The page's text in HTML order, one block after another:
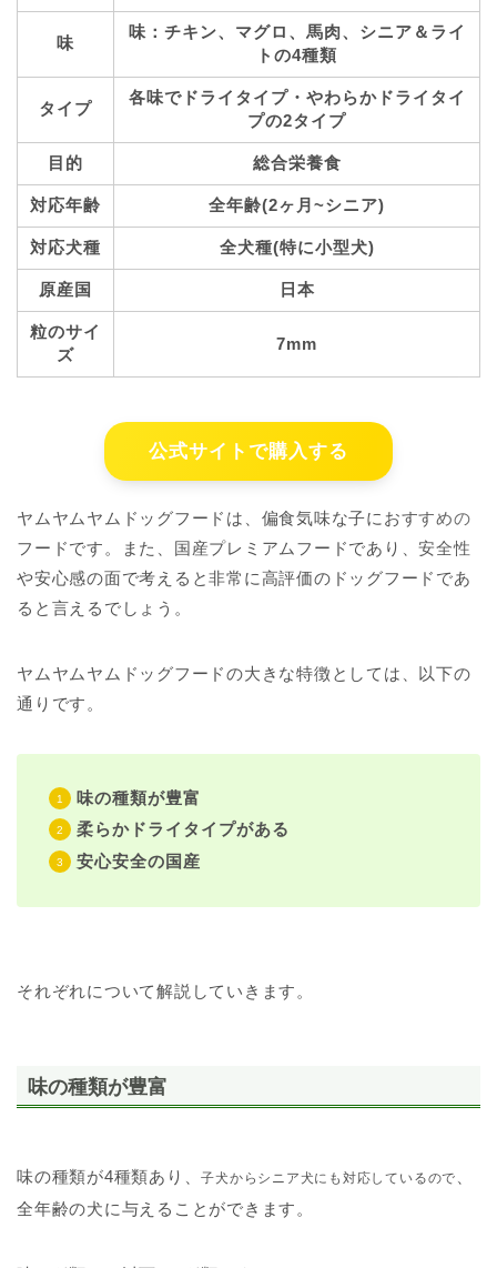
味
味：チキン、マグロ、馬肉、シニア＆ライ
トの4種類
タイプ
各味でドライタイプ・やわらかドライタイ
プの2タイプ
目的 総合栄養食
対応年齢 全年齢(2ヶ月~シニア)
対応犬種 全犬種(特に小型犬)
原産国 日本
粒のサイ
ズ
7mm
公式サイトで購入する
ヤムヤムヤムドッグフードは、偏食気味な子におすすめの
フードです。また、国産プレミアムフードであり、安全性
や安心感の面で考えると非常に高評価のドッグフードであ
ると言えるでしょう。
ヤムヤムヤムドッグフードの大きな特徴としては、以下の
通りです。
味の種類が豊富
柔らかドライタイプがある
安心安全の国産
それぞれについて解説していきます。
味の種類が豊富
味の種類が4種類あり、子犬からシニア犬にも対応しているので
全年齢の犬に与えることができます。